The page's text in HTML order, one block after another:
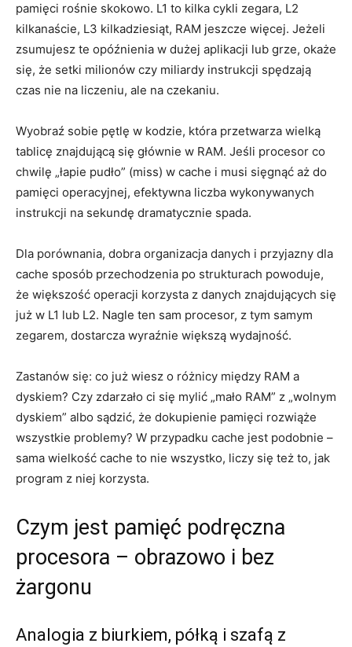
pamięci rośnie skokowo. L1 to kilka cykli zegara, L2
kilkanaście, L3 kilkadziesiąt, RAM jeszcze więcej. Jeżeli
zsumujesz te opóźnienia w dużej aplikacji lub grze, okaże
się, że setki milionów czy miliardy instrukcji spędzają
czas nie na liczeniu, ale na czekaniu.
Wyobraź sobie pętlę w kodzie, która przetwarza wielką
tablicę znajdującą się głównie w RAM. Jeśli procesor co
chwilę „łapie pudło” (miss) w cache i musi sięgnąć aż do
pamięci operacyjnej, efektywna liczba wykonywanych
instrukcji na sekundę dramatycznie spada.
Dla porównania, dobra organizacja danych i przyjazny dla
cache sposób przechodzenia po strukturach powoduje,
że większość operacji korzysta z danych znajdujących się
już w L1 lub L2. Nagle ten sam procesor, z tym samym
zegarem, dostarcza wyraźnie większą wydajność.
Zastanów się: co już wiesz o różnicy między RAM a
dyskiem? Czy zdarzało ci się mylić „mało RAM” z „wolnym
dyskiem” albo sądzić, że dokupienie pamięci rozwiąże
wszystkie problemy? W przypadku cache jest podobnie –
sama wielkość cache to nie wszystko, liczy się też to, jak
program z niej korzysta.
Czym jest pamięć podręczna
procesora – obrazowo i bez
żargonu
Analogia z biurkiem, półką i szafą z